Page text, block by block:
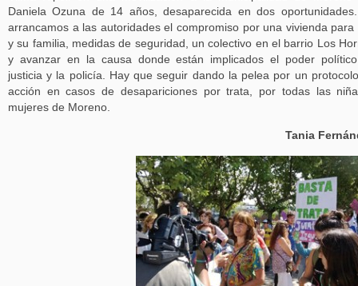
Daniela Ozuna de 14 años, desaparecida en dos
arrancamos a las autoridades el compromiso por una vivienda para
y su familia, medidas de seguridad, un colectivo en el barrio Los
y avanzar en la causa donde están implicados el poder
justicia y la policía. Hay que seguir dando la pelea por un
acción en casos de desapariciones por trata, por todas las
mujeres de Moreno.
Tania